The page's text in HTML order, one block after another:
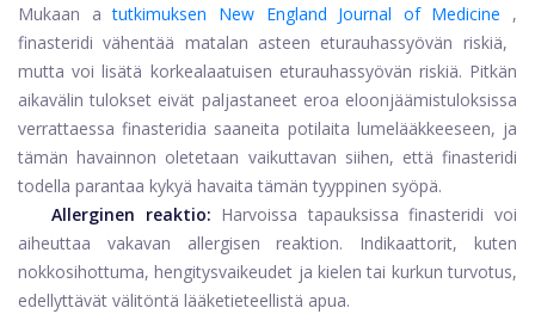
Mukaan a tutkimuksen New England Journal of Medicine
,
finasteridi vähentää matalan asteen eturauhassyövän riskiä, ​​
mutta voi lisätä korkealaatuisen eturauhassyövän riskiä. Pitkän
aikavälin tulokset eivät paljastaneet eroa eloonjäämistuloksissa
verrattaessa finasteridia saaneita potilaita lumelääkkeeseen, ja
tämän havainnon oletetaan vaikuttavan siihen, että finasteridi
todella parantaa kykyä havaita tämän tyyppinen syöpä.
Allerginen reaktio: Harvoissa tapauksissa finasteridi voi
aiheuttaa vakavan allergisen reaktion. Indikaattorit, kuten
nokkosihottuma, hengitysvaikeudet ja kielen tai kurkun turvotus,
edellyttävät välitöntä lääketieteellistä apua.